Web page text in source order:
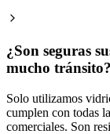
¿Son seguras
mucho tránsito?
Solo utilizamos
cumplen con todas
comerciales. Son